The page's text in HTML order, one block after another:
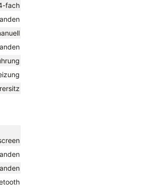
fach